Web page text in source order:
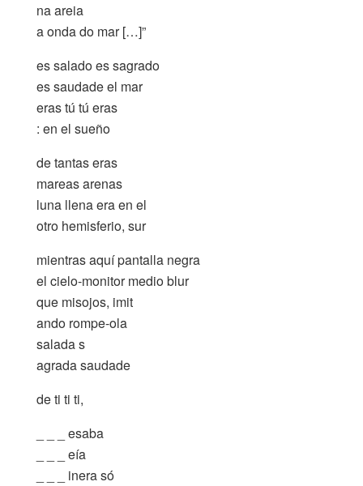
na areia
a onda do mar […]”
es salado es sagrado
es saudade el mar
eras tú tú eras
: en el sueño
de tantas eras
mareas arenas
luna llena era en el
otro hemisferio, sur
mientras aquí pantalla negra
el cielo-monitor medio blur
que misojos, imit
ando rompe-ola
salada s
agrada saudade
de ti ti ti,
_ _ _ esaba
_ _ _ eía
_ _ _ inera só